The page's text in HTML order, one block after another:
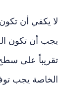
لا يكفي أن
يجب أن تكون
تقريباً على
الخاصة يجب